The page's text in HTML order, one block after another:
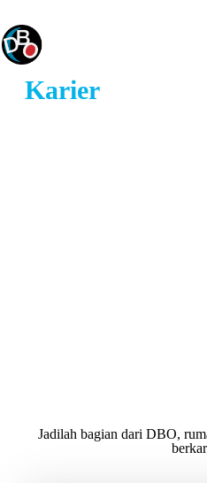
Karier
Jadilah bagian dari DBO,